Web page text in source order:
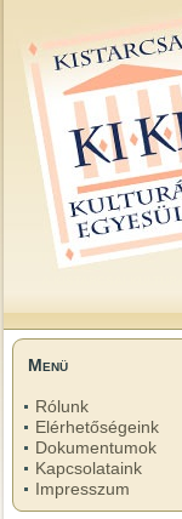
Menü
Rólunk
Elérhetőségeink
Dokumentumok
Kapcsolataink
Impresszum